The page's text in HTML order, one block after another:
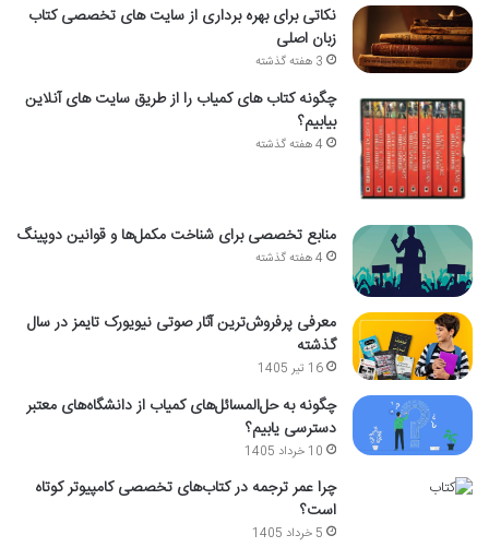
نکاتی برای بهره برداری از سایت های تخصصی کتاب
زبان اصلی
3 هفته گذشته
چگونه کتاب های کمیاب را از طریق سایت های آنلاین
بیابیم؟
4 هفته گذشته
منابع تخصصی برای شناخت مکمل‌ها و قوانین دوپینگ
4 هفته گذشته
معرفی پرفروش‌ترین آثار صوتی نیویورک تایمز در سال
گذشته
16 تیر 1405
چگونه به حل‌المسائل‌های کمیاب از دانشگاه‌های معتبر
دسترسی یابیم؟
10 خرداد 1405
چرا عمر ترجمه در کتاب‌های تخصصی کامپیوتر کوتاه
است؟
5 خرداد 1405